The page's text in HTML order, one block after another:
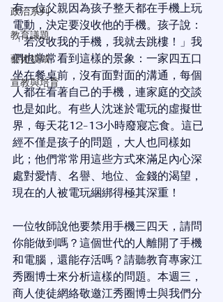
政治系列
教育議題
藝術領域
宣教與培育
有一位父親因為孩子整天都在手機上玩
電動，決定要沒收他的手機。孩子說：
「若沒收我的手機，我就去跳樓！」我
們也常常看到這樣的景象：一家四五口
坐在餐桌前，沒有面對面的溝通，每個
人都在看著自己的手機，連家庭的交談
也是如此。有些人沈迷於電玩的虛擬世
界，每天花12-13小時廢寢忘食。這已
經不僅是孩子的問題，大人也同樣如
此；他們常常用這些方式來滿足內心深
處對愛情、名譽、地位、金錢的渴望，
現在的人被電玩綑綁得極其深重！
一位牧師說他要禁用手機三四天，請問
你能做到嗎？這個世代的人離開了手機
和電腦，還能存活嗎？請聽教育專家江
秀圈博士來分析這樣的問題。本週三，
商人使徒網絡敬邀江秀圈博士與我們分